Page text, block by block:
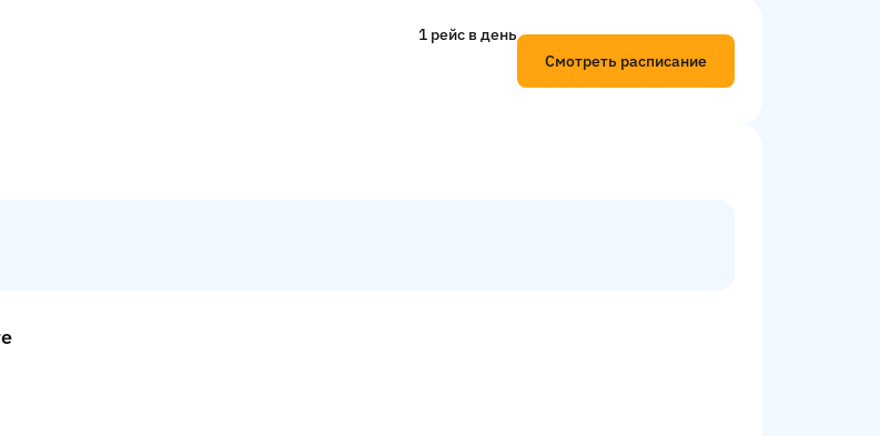
1 рейс в день
Смотреть расписание